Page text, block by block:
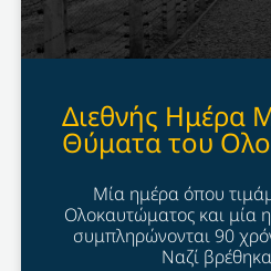
Διεθνής Ημέρα
Θύματα του
Μία ημέρα όπου
Ολοκαυτώματος και μία
συμπληρώνονται 90
Ναζί